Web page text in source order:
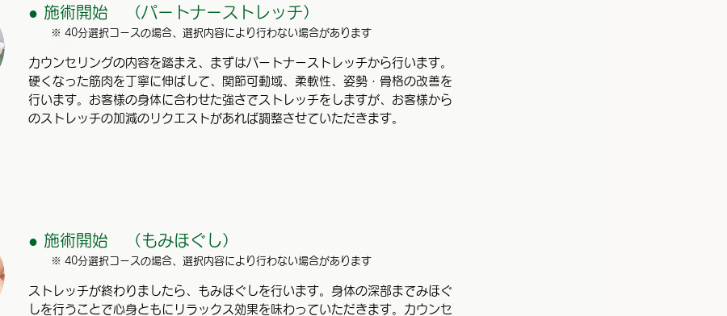
● 施術開始 （パートナーストレッチ）
※ 40分選択コースの場合、選択内容により行わない場合があります
カウンセリングの内容を踏まえ、まずはパートナーストレッチから行います。
硬くなった筋肉を丁寧に伸ばして、関節可動域、柔軟性、姿勢・骨格の改善を
行います。お客様の身体に合わせた強さでストレッチをしますが、お客様から
のストレッチの加減のリクエストがあれば調整させていただきます。
● 施術開始 （もみほぐし）
※ 40分選択コースの場合、選択内容により行わない場合があります
ストレッチが終わりましたら、もみほぐしを行います。身体の深部までみほぐ
しを行うことで心身ともにリラックス効果を味わっていただきます。カウンセ